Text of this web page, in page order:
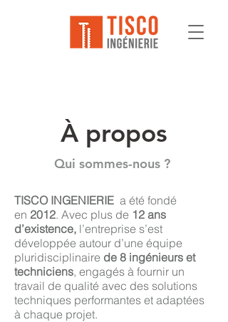
À propos
Qui sommes-nous ?
TISCO INGENIERIE a été fondé
en 2012. Avec plus de 12 ans
d’existence, l’entreprise s’est
développée autour d’une équipe
pluridisciplinaire de 8 ingénieurs et
techniciens, engagés à fournir un
travail de qualité avec des solutions
techniques performantes et adaptées
à chaque projet.